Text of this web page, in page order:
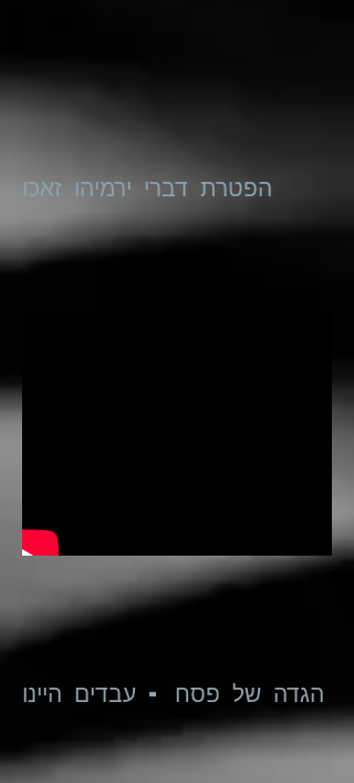
הפטרת דברי ירמיהו זאכו
הגדה של פסח - עבדים היינו